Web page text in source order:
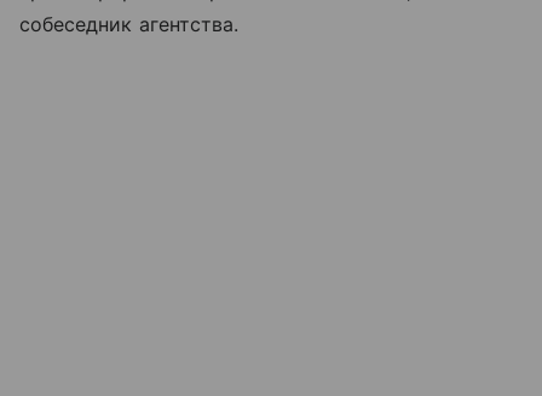
собеседник агентства.